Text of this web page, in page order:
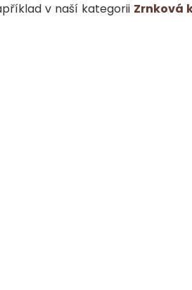
v naší kategorii Zrnková